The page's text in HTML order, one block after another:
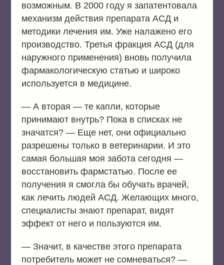
возможным. В 2000 году я запатентовала
механизм действия препарата АСД и
методики лечения им. Уже налажено его
производство. Третья фракция АСД (для
наружного применения) вновь получила
фармакологическую статью и широко
используется в медицине.
— А вторая — те капли, которые
принимают внутрь? Пока в списках не
значатся? — Еще нет, они официально
разрешены только в ветеринарии. И это
самая большая моя забота сегодня —
восстановить фармстатью. После ее
получения я смогла бы обучать врачей,
как лечить людей АСД. Желающих много,
специалисты знают препарат, видят
эффект от него и пользуются им.
— Значит, в качестве этого препарата
потребитель может не сомневаться? —